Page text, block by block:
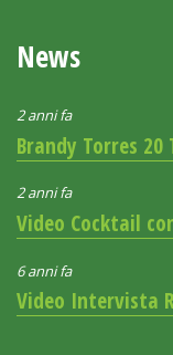
News
2 anni fa
Brandy Torres
2 anni fa
Video Cocktail
6 anni fa
Video Intervista